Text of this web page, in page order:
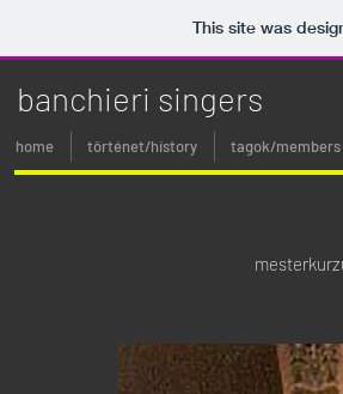
This site was
banchieri singers
home történet/history tagok/members